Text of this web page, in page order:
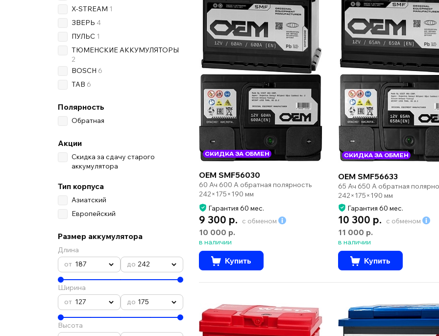
X-STREAM 1
ЗВЕРЬ 4
ПУЛЬС 1
ТЮМЕНСКИЕ АККУМУЛЯТОРЫ
2
BOSCH 6
TAB 6
Полярность
Обратная
Акции
Скидка за сдачу старого
аккумулятора
Тип корпуса
Азиатский
Европейский
Размер аккумулятора
Длина
187
242
Ширина
127
175
Высота
СКИДКА ЗА ОБМЕН
OEM SMF56030
60 Ач 600 А обратная полярность
242×175×190 мм
Гарантия 60 мес.
9 300 р. с обменом
10 000 р.
в наличии
Купить
СКИДКА ЗА ОБМЕН
OEM SMF56633
65 Ач 650 А обратная
242×175×190 мм
Гарантия 60 мес.
10 300 р. с обменом
11 000 р.
в наличии
Купить